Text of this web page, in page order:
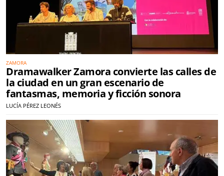
ZAMORA
Dramawalker Zamora convierte las calles de
la ciudad en un gran escenario de
fantasmas, memoria y ficción sonora
LUCÍA PÉREZ LEONÉS